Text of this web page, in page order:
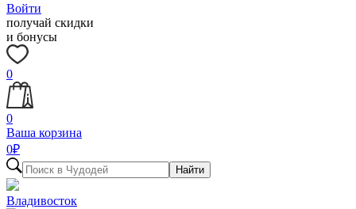
Войти
получай скидки
и бонусы
0
0
Ваша корзина
0₽
Найти
Владивосток